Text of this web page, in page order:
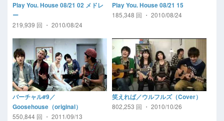
Play You. House 08/21 02 メドレ
ー
219,939 回 ・ 2010/08/24
Play You. House 08/21 15
185,348 回 ・ 2010/08/24
バーチャル#9／
Goosehouse（original）
550,844 回 ・ 2011/09/13
笑えれば／ウルフルズ（Cover）
802,253 回 ・ 2010/10/26